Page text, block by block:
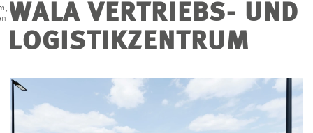
UNTERNEHMEN
KARRIERE
WALA VERTRIEBS- UND
LOGISTIKZENTRUM